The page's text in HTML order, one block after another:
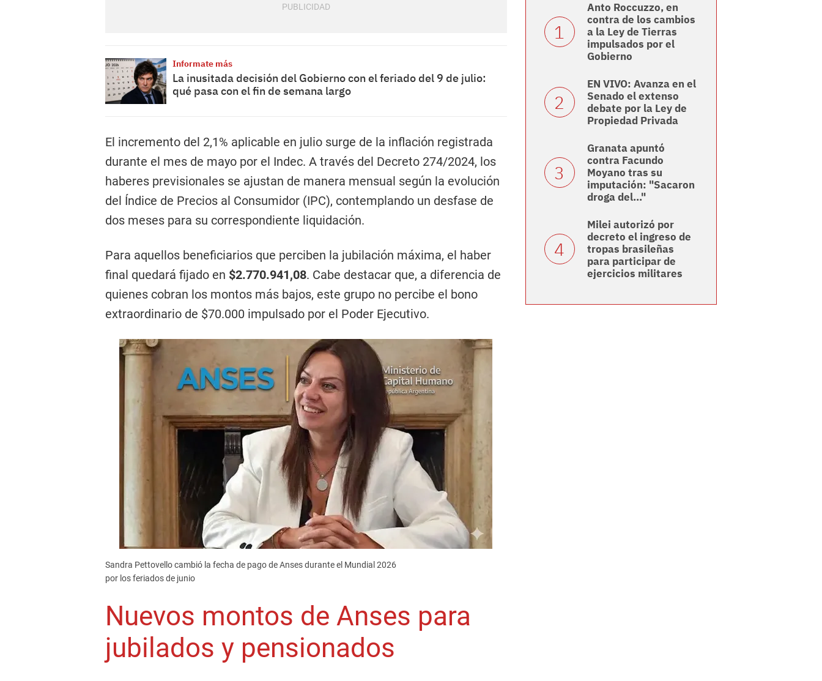
Informate más
La inusitada decisión del Gobierno con el feriado del 9 de julio:
qué pasa con el fin de semana largo
El incremento del 2,1% aplicable en julio surge de la inflación registrada
durante el mes de mayo por el Indec. A través del Decreto 274/2024, los
haberes previsionales se ajustan de manera mensual según la evolución
del Índice de Precios al Consumidor (IPC), contemplando un desfase de
dos meses para su correspondiente liquidación.
Para aquellos beneficiarios que perciben la jubilación máxima, el haber
final quedará fijado en $2.770.941,08. Cabe destacar que, a diferencia de
quienes cobran los montos más bajos, este grupo no percibe el bono
extraordinario de $70.000 impulsado por el Poder Ejecutivo.
Sandra Pettovello cambió la fecha de pago de Anses durante el Mundial 2026
por los feriados de junio
Nuevos montos de Anses para
jubilados y pensionados
Anto Roccuzzo, en
contra de los cambios
a la Ley de Tierras
impulsados por el
Gobierno
EN VIVO: Avanza en el
Senado el extenso
debate por la Ley de
Propiedad Privada
Granata apuntó
contra Facundo
Moyano tras su
imputación: "Sacaron
droga del..."
Milei autorizó por
decreto el ingreso de
tropas brasileñas
para participar de
ejercicios militares